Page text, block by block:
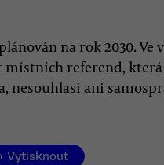
na rok 2030. Ve
místních referend,
nesouhlasí ani
Vytisknout